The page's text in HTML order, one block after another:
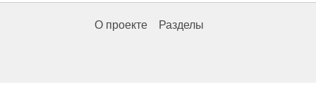
О проекте Разделы